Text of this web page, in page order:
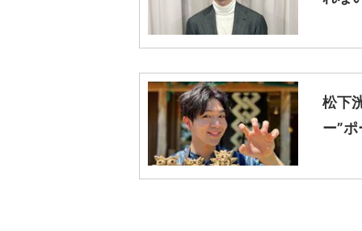
松下
ー”